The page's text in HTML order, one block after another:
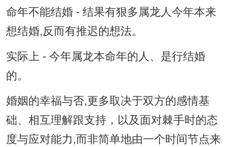
命年不能结婚 - 结果有狠多属龙人今年本来
想结婚,反而有推迟的想法。
实际上 - 今年属龙本命年的人、是行结婚
的。
婚姻的幸福与否,更多取决于双方的感情基
础、相互理解跟支持，以及面对棘手时的态
度与应对能力,而非简单地由一个时间节点来